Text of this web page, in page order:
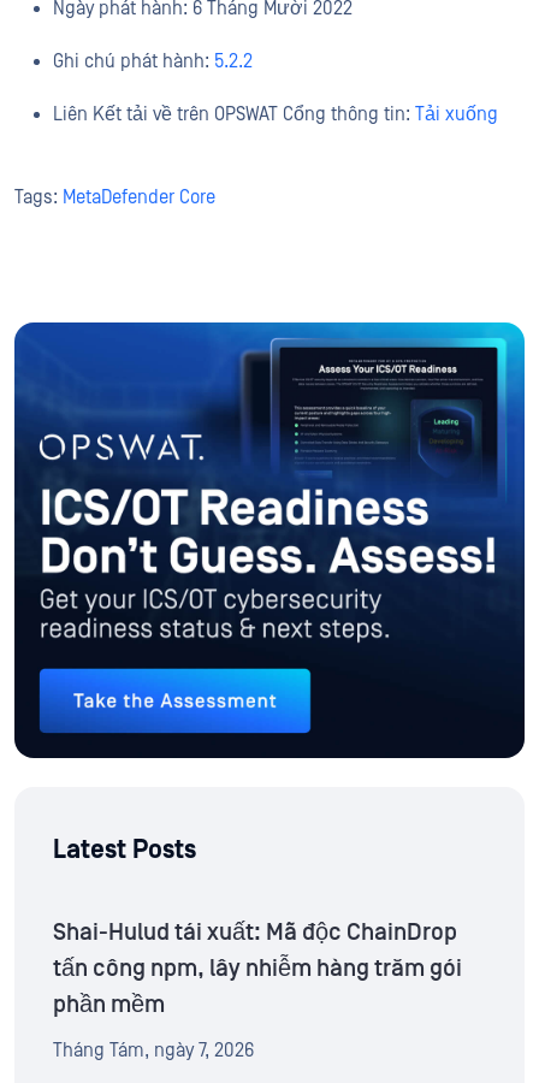
Ngày phát hành: 6 Tháng Mười 2022
Ghi chú phát hành: 5.2.2
Liên Kết tải về trên OPSWAT Cổng thông tin: Tải xuống
Tags: MetaDefender Core
Latest Posts
Shai-Hulud tái xuất: Mã độc ChainDrop
tấn công npm, lây nhiễm hàng trăm gói
phần mềm
Tháng Tám, ngày 7, 2026